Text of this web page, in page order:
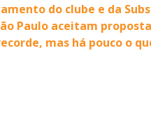
do clube e da
Paulo aceitam
mas há pouco o